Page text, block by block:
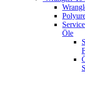
Öle